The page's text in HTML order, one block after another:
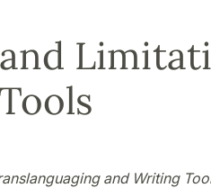
and Writing